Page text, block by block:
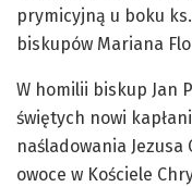
prymicyjną u boku
biskupów Mariana
W homilii biskup Jan
świętych nowi
naśladowania
owoce w Kościele